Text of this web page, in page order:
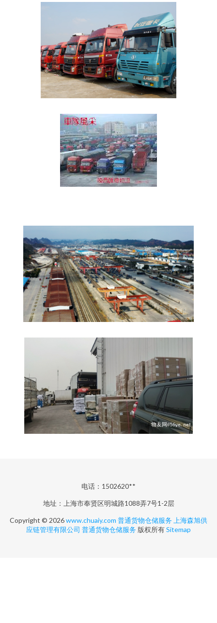
电话：1502620**
地址：上海市奉贤区明城路1088弄7号1-2层
Copyright © 2026www.chuaiy.com 普通货物仓储服务 上海森旭供
应链管理有限公司 普通货物仓储服务 版权所有Sitemap